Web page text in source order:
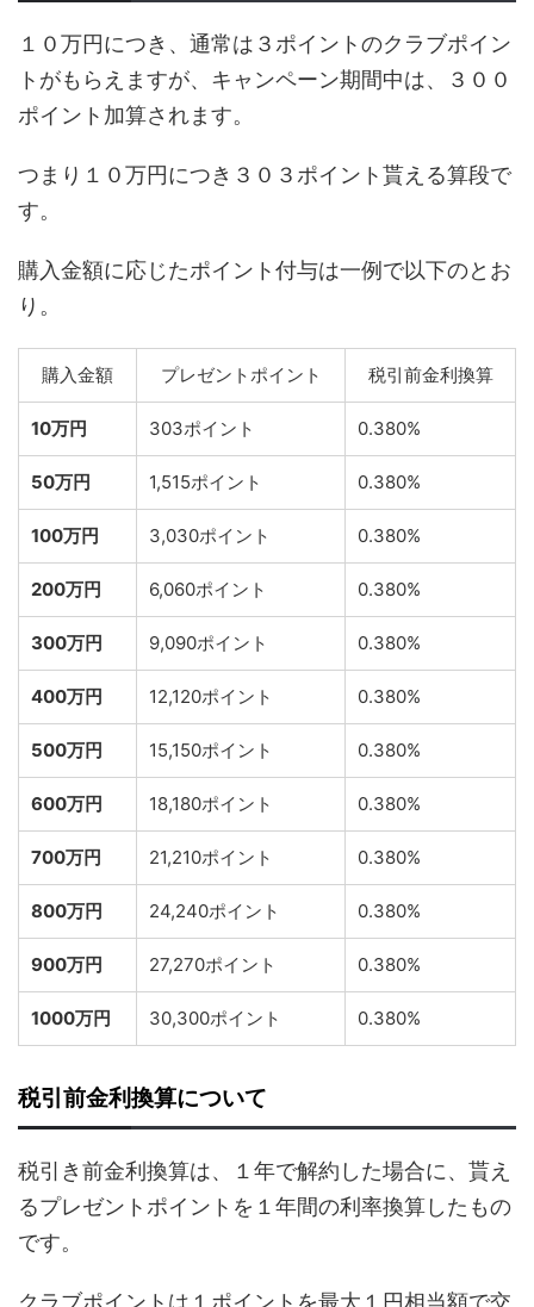
１０万円につき、通常は３ポイントのクラブポイン
トがもらえますが、キャンペーン期間中は、３００
ポイント加算されます。
つまり１０万円につき３０３ポイント貰える算段で
す。
購入金額に応じたポイント付与は一例で以下のとお
り。
購入金額 プレゼントポイント 税引前金利換算
10万円 303ポイント 0.380%
50万円 1,515ポイント 0.380%
100万円 3,030ポイント 0.380%
200万円 6,060ポイント 0.380%
300万円 9,090ポイント 0.380%
400万円 12,120ポイント 0.380%
500万円 15,150ポイント 0.380%
600万円 18,180ポイント 0.380%
700万円 21,210ポイント 0.380%
800万円 24,240ポイント 0.380%
900万円 27,270ポイント 0.380%
1000万円 30,300ポイント 0.380%
税引前金利換算について
税引き前金利換算は、１年で解約した場合に、貰え
るプレゼントポイントを１年間の利率換算したもの
です。
クラブポイントは１ポイントを最大１円相当額で交